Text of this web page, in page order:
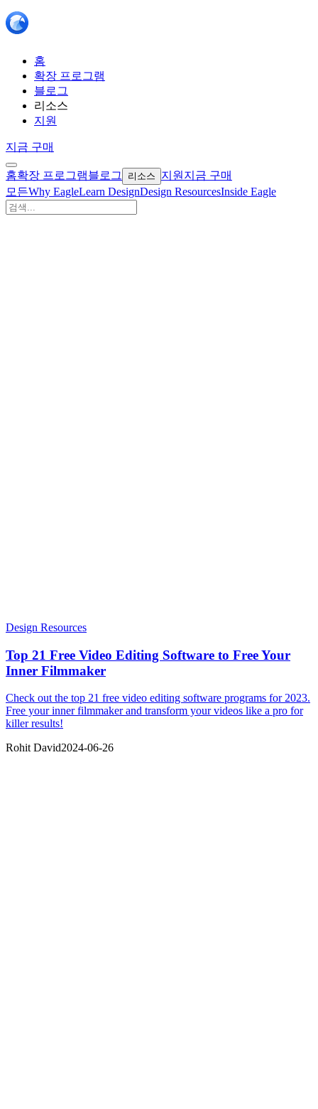
홈
확장 프로그램
블로그
리소스
지원
지금 구매
홈확장 프로그램블로그 리소스 지원 지금 구매
모든Why EagleLearn DesignDesign ResourcesInside Eagle
Design Resources
Top 21 Free Video Editing Software to Free Your
Inner Filmmaker
Check out the top 21 free video editing software programs for 2023.
Free your inner filmmaker and transform your videos like a pro for
killer results!
Rohit David2024-06-26